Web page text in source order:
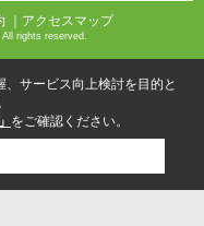
｜アクセスマップ
rights reserved.
サービス向上検討を目的と
をご確認ください。